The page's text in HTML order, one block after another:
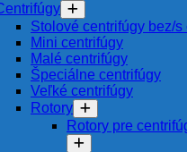
Stolové centrifúgy bez/
Mini centrifúgy
Malé centrifúgy
Špeciálne centrifúgy
Veľké centrifúgy
Rotory
Rotory pre